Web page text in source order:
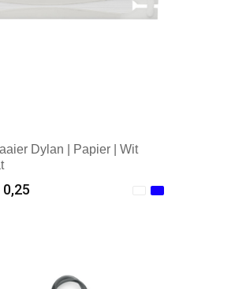
Dylan | Papier | Wit
0,25
afname: 1